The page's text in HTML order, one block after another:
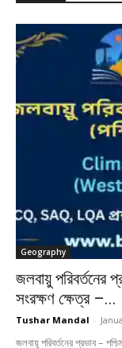
Geography
জলবায়ু পরিবর্তনের
সংরক্ষণ ক্ষেত্র –...
Tushar Mandal -
জলবায়ু পরিবর্তনের প্রভাব –